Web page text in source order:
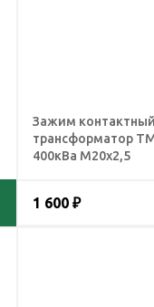
Зажим
трансформатор
400кВа М20х2,5
1 600 ₽